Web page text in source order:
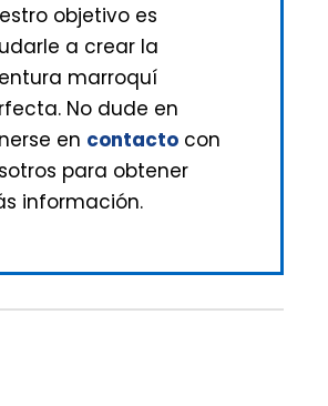
objetivo es
a crear la
marroquí
No dude en
en contacto con
para obtener
información.